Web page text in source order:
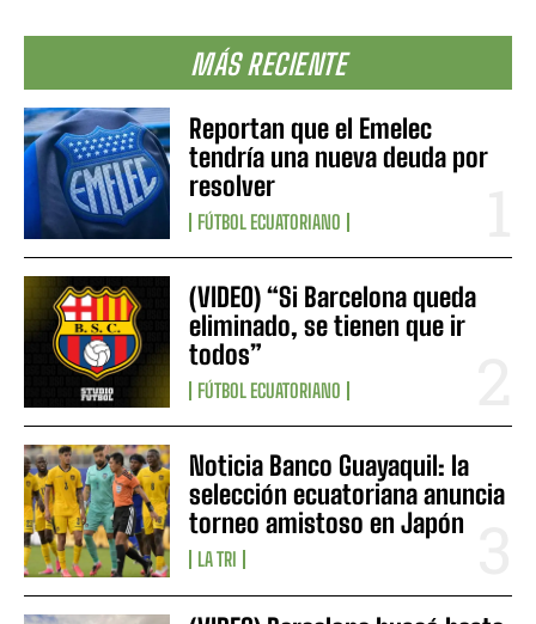
MÁS RECIENTE
Reportan que el Emelec
tendría una nueva deuda por
resolver
FÚTBOL ECUATORIANO
(VIDEO) “Si Barcelona queda
eliminado, se tienen que ir
todos”
FÚTBOL ECUATORIANO
Noticia Banco Guayaquil: la
selección ecuatoriana anuncia
torneo amistoso en Japón
LA TRI